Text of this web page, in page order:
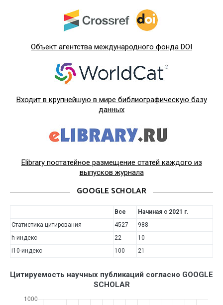
Объект агентства международного фонда DOI
Входит в крупнейшую в мире библиографическую базу
данных
Elibrary постатейное размещение статей каждого из
выпусков журнала
GOOGLE SCHOLAR
Все
Начиная с 2021 г.
Статистика цитирования
4527
988
h-индекс
22
10
i10-индекс
100 21
Цитируемость научных публикаций согласно GOOGLE
SCHOLAR